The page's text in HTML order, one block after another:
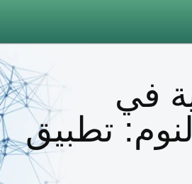
في
تطبيق